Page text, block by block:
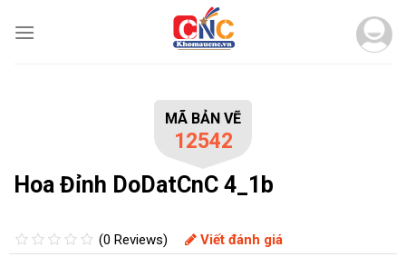
MÃ BẢN VẼ
12542
Hoa Đỉnh DoDatCnC 4_1b
(0 Reviews) Viết đánh giá